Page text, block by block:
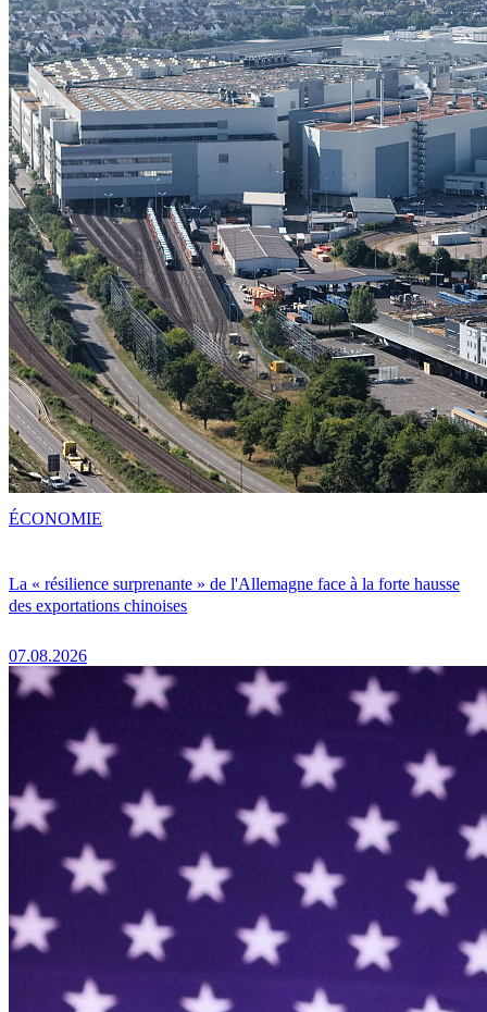
La « résilience surprenante » de l'Allemagne face à la forte hausse
des exportations chinoises
07.08.2026
ÉCONOMIE